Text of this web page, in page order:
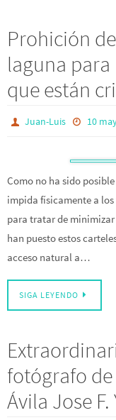
Prohición
laguna para
que están
Juan-Luis 10
Como no ha sido
impida físicamente a
para tratar de
han puesto estos
acceso natural a…
SIGA LEYENDO
fotógrafo
Ávila Jose